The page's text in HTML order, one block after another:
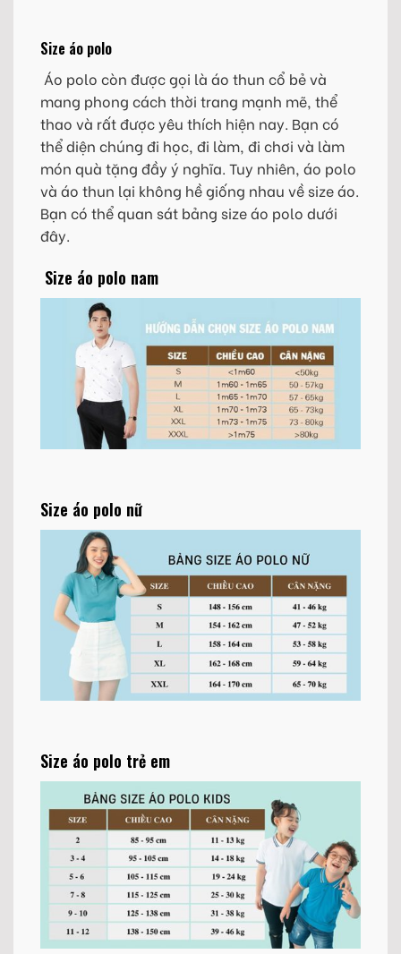
Size áo polo
Áo polo còn được gọi là áo thun cổ bẻ và
mang phong cách thời trang mạnh mẽ, thể
thao và rất được yêu thích hiện nay. Bạn có
thể diện chúng đi học, đi làm, đi chơi và làm
món quà tặng đầy ý nghĩa. Tuy nhiên, áo polo
và áo thun lại không hề giống nhau về size áo.
Bạn có thể quan sát bảng size áo polo dưới
đây.
Size áo polo nam
Size áo polo nữ
Size áo polo trẻ em